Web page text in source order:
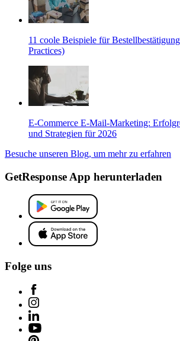
11 coole Beispiele für
Practices)
E-Commerce E-Mail-Marketing:
und Strategien für 2026
Besuche unseren Blog, um mehr zu erfahren
GetResponse App herunterladen
Folge uns